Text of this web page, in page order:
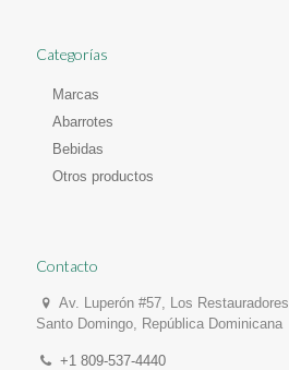
Categorías
Marcas
Abarrotes
Bebidas
Otros productos
Contacto
Av. Luperón #57, Los Restauradores
Santo Domingo, República Dominicana
+1 809-537-4440